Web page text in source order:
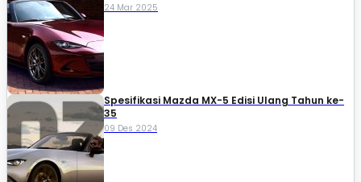
24 Mar 2025
Spesifikasi Mazda MX-5 Edisi Ulang Tahun ke-
35
09 Des 2024